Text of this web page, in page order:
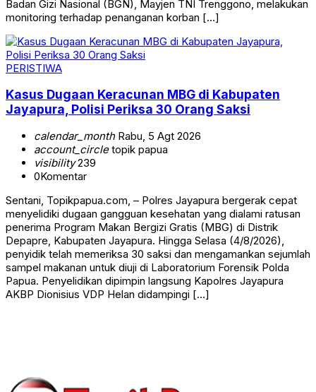
Badan Gizi Nasional (BGN), Mayjen TNI Trenggono, melakukan
monitoring terhadap penanganan korban […]
PERISTIWA
Kasus Dugaan Keracunan MBG di Kabupaten
Jayapura, Polisi Periksa 30 Orang Saksi
calendar_monthRabu, 5 Agt 2026
account_circletopik papua
visibility239
0Komentar
Sentani, Topikpapua.com, – Polres Jayapura bergerak cepat
menyelidiki dugaan gangguan kesehatan yang dialami ratusan
penerima Program Makan Bergizi Gratis (MBG) di Distrik
Depapre, Kabupaten Jayapura. Hingga Selasa (4/8/2026),
penyidik telah memeriksa 30 saksi dan mengamankan sejumlah
sampel makanan untuk diuji di Laboratorium Forensik Polda
Papua. Penyelidikan dipimpin langsung Kapolres Jayapura
AKBP Dionisius VDP Helan didampingi […]